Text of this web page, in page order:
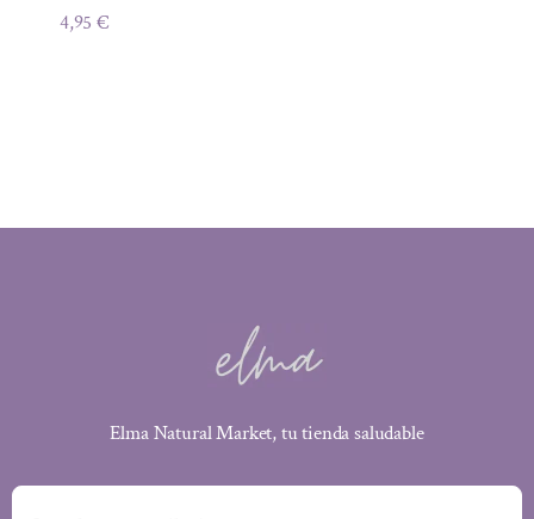
4,95€
Elma Natural Market, tu tienda saludable